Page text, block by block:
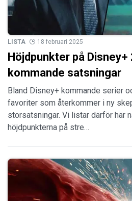
LISTA 18 februari 2025
Höjdpunkter på
kommande satsningar
Bland Disney+ kommande serier
favoriter som återkommer i ny
storsatsningar. Vi listar därför här
höjdpunkterna på stre…